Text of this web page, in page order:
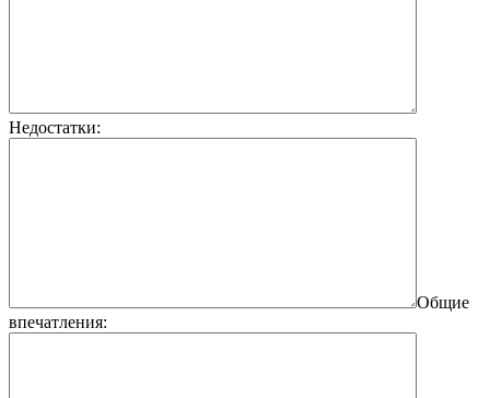
Недостатки:
Общие
впечатления: